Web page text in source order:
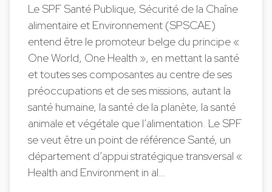
Le SPF Santé Publique, Sécurité de la Chaîne
alimentaire et Environnement (SPSCAE)
entend être le promoteur belge du principe «
One World, One Health », en mettant la santé
et toutes ses composantes au centre de ses
préoccupations et de ses missions, autant la
santé humaine, la santé de la planète, la santé
animale et végétale que l’alimentation. Le SPF
se veut être un point de référence Santé, un
département d’appui stratégique transversal «
Health and Environment in al…